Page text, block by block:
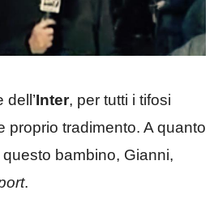
dell’Inter, per tutti i tifosi
proprio tradimento. A quanto
bambino, Gianni,
.